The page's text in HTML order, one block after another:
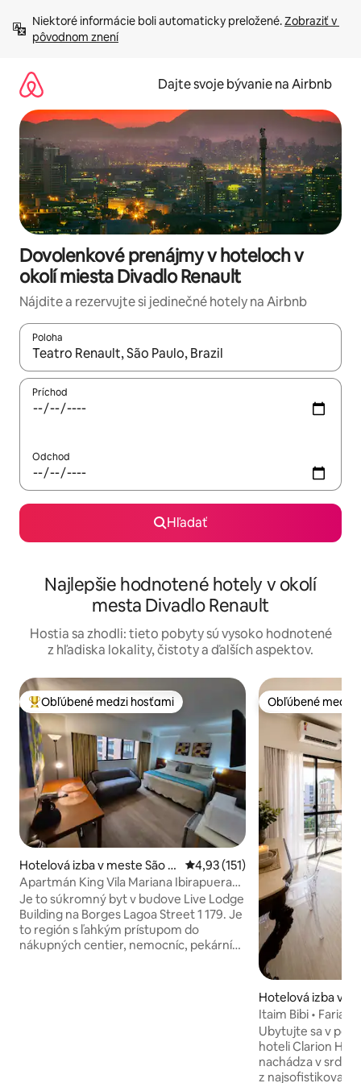
obsah.
Niektoré informácie boli automaticky preložené. Zobraziť v
pôvodnom znení
Dajte svoje bývanie na Airbnb
Dovolenkové prenájmy v hoteloch v
okolí miesta Divadlo Renault
Nájdite a rezervujte si jedinečné hotely na Airbnb
Poloha
Keď budú výsledky k dispozícii, môžete si ich prechádzať
Príchod
Odchod
Hľadať
Najlepšie hodnotené hotely v okolí
mesta Divadlo Renault
Hostia sa zhodli: tieto pobyty sú vysoko hodnotené
z hľadiska lokality, čistoty a ďalších aspektov.
Najobľúbenejšie medzi hosťami
Obľúbené medzi hosťami
Hotelová izba v meste São P
aulo
Priemerné ohodnotenie 4,93 z
4,93 (151)
Apartmán King Vila Mariana Ibirapuera
(Apartmán 401)
Je to súkromný byt v budove Live Lodge
Building na Borges Lagoa Street 1 179. Je
to región s ľahkým prístupom do
nákupných centier, nemocníc, pekární
Obľúbené medzi
Obľúbené medzi
Hotelová izba v
ulo
Itaim Bibi • Faria
Premium
Ubytujte sa v
hoteli Clarion
nachádza v srdci
z